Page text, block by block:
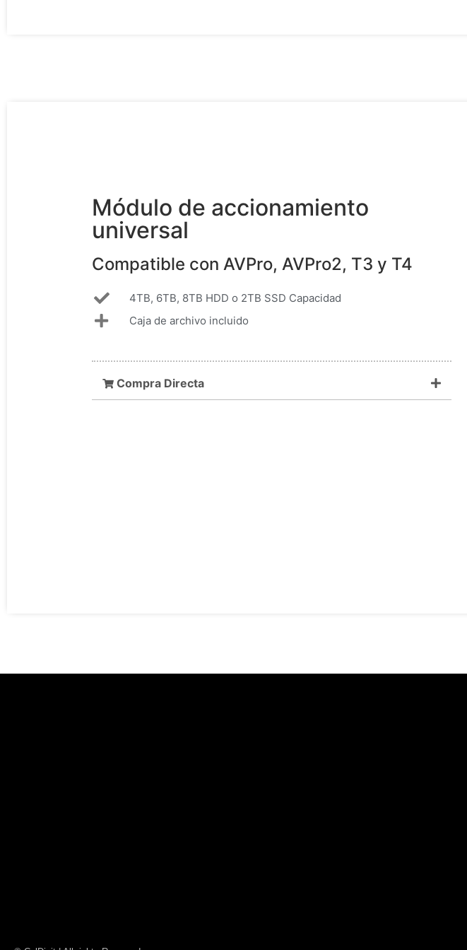
Módulo de accionamiento
universal
Compatible con AVPro, AVPro2, T3 y T4
4TB, 6TB, 8TB HDD o 2TB SSD Capacidad
Caja de archivo incluido
Compra Directa